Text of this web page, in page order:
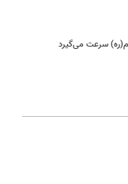
سرعت می‌گیرد